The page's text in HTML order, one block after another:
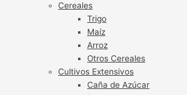
Cereales
Trigo
Maíz
Arroz
Otros Cereales
Cultivos Extensivos
Caña de Azúcar